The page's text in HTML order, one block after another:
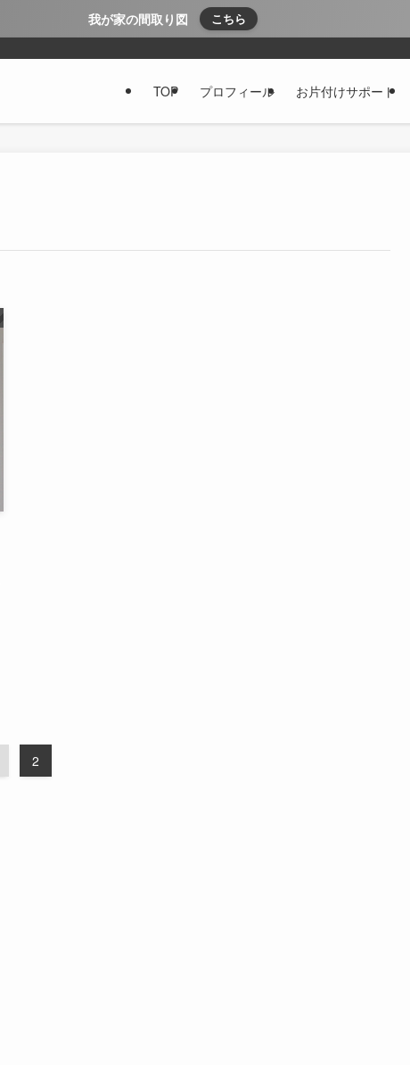
我が家の間取り図 こちら
TOP プロフィール お片付けサポート
2